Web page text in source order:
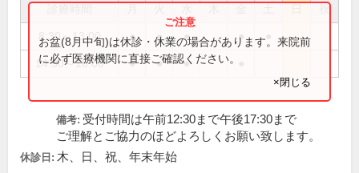
祝
8:30～13:00 ● ● ● ●
14:30～18:00 ● ● ●
お盆(8月中旬)は休診・休業の場合があります。来院前
に必ず医療機関に直接ご確認ください。
×閉じる
備考: 受付時間は午前12:30まで午後17:30まで
ご理解とご協力のほどよろしくお願い致します。
休診日: 木、日、祝、年末年始